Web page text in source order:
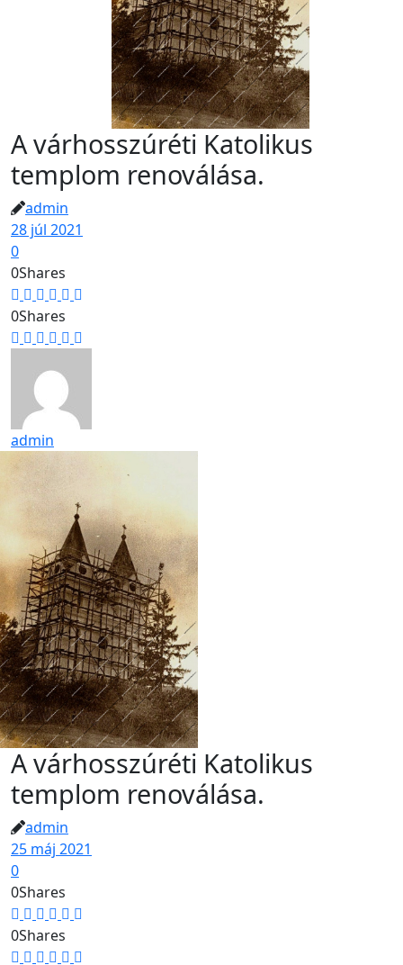
A várhosszúréti Katolikus
templom renoválása.
admin
28 júl 2021
0
0Shares
0Shares
admin
A várhosszúréti Katolikus
templom renoválása.
admin
25 máj 2021
0
0Shares
0Shares